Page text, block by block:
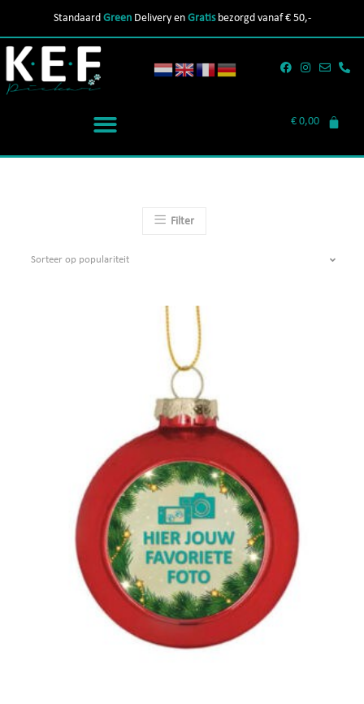
Standaard Green Delivery en Gratisbezorgd vanaf € 50,-
€0,00
Filter
Sorteer op populariteit